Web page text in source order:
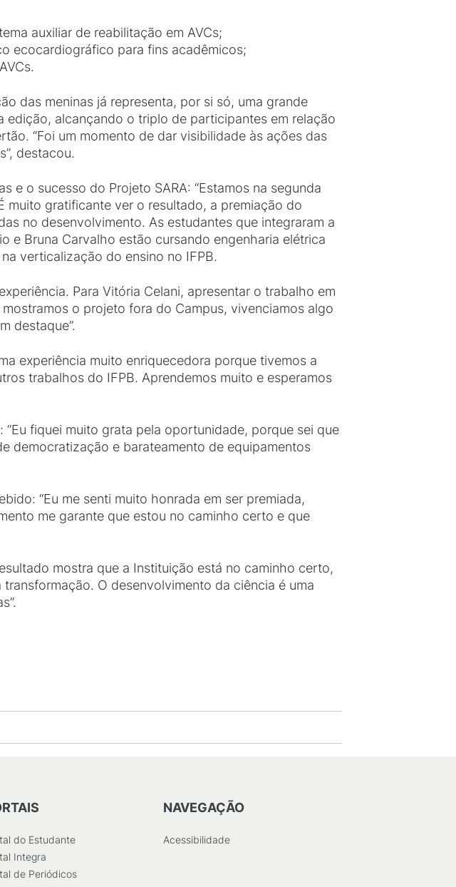
auxiliar de reabilitação em AVCs;
ecocardiográfico para fins acadêmicos;
das meninas já representa, por si só, uma grande
alcançando o triplo de participantes em relação
“Foi um momento de dar visibilidade às ações das
destacou.
e o sucesso do Projeto SARA: “Estamos na segunda
gratificante ver o resultado, a premiação do
no desenvolvimento. As estudantes que integraram a
e Bruna Carvalho estão cursando engenharia elétrica
verticalização do ensino no IFPB.
Para Vitória Celani, apresentar o trabalho em
o projeto fora do Campus, vivenciamos algo
destaque”.
experiência muito enriquecedora porque tivemos a
trabalhos do IFPB. Aprendemos muito e esperamos
fiquei muito grata pela oportunidade, porque sei que
democratização e barateamento de equipamentos
“Eu me senti muito honrada em ser premiada,
me garante que estou no caminho certo e que
mostra que a Instituição está no caminho certo,
O desenvolvimento da ciência é uma
do Estudante
Integra
de Periódicos
NAVEGAÇÃO
Acessibilidade